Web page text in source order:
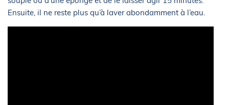
Ensuite, il ne reste plus qu’à laver abondamment à l’eau.